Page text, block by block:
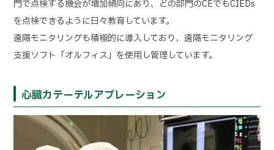
門で点検する機会が増加傾向にあり、どの部門のCEでもCIEDs
を点検できるように日々教育しています。
遠隔モニタリングも積極的に導入しており、遠隔モニタリング
支援ソフト「オルフィス」を使用し管理しています。
心臓カテーテルアブレーション